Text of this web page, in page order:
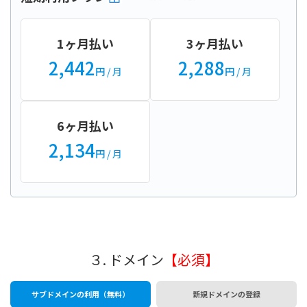
1ヶ月払い
2,442円 / 月
3ヶ月払い
2,288円 / 月
6ヶ月払い
2,134円 / 月
３. ドメイン 【必須】
サブドメインの利用（無料） 新規ドメインの登録